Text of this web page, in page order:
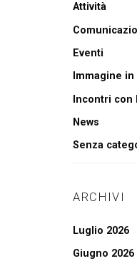
Attività
Eventi
Immagine
Incontri con
News
Senza
ARCHIVI
Luglio 2026
Giugno 2026